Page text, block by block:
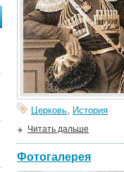
Церковь, История
Читать дальше
Фотогалерея